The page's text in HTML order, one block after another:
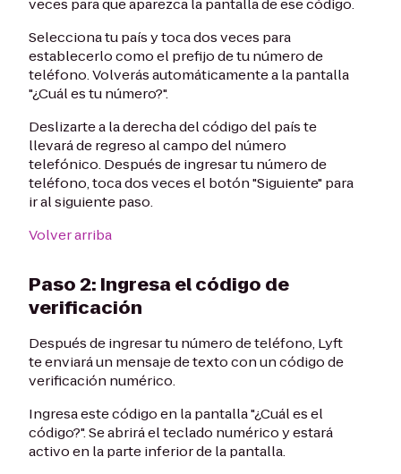
veces para que aparezca la pantalla de ese código.
Selecciona tu país y toca dos veces para
establecerlo como el prefijo de tu número de
teléfono. Volverás automáticamente a la pantalla
"¿Cuál es tu número?".
Deslizarte a la derecha del código del país te
llevará de regreso al campo del número
telefónico. Después de ingresar tu número de
teléfono, toca dos veces el botón "Siguiente" para
ir al siguiente paso.
Volver arriba
Paso 2: Ingresa el código de
verificación
Después de ingresar tu número de teléfono, Lyft
te enviará un mensaje de texto con un código de
verificación numérico.
Ingresa este código en la pantalla "¿Cuál es el
código?". Se abrirá el teclado numérico y estará
activo en la parte inferior de la pantalla.